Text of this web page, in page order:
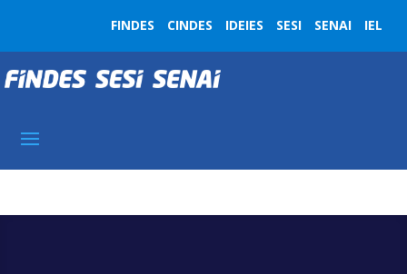
FINDES CINDES IDEIES SESI SENAI IEL